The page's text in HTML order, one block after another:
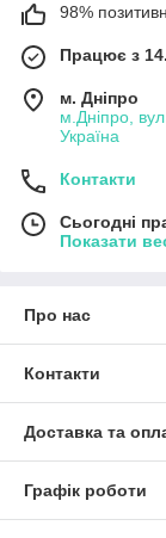
98%
Працює з
м. Дніпро
м.Дніпро,
Україна
Контакти
Сьогодні
Показати
Про нас
Контакти
Доставка та
Графік роботи